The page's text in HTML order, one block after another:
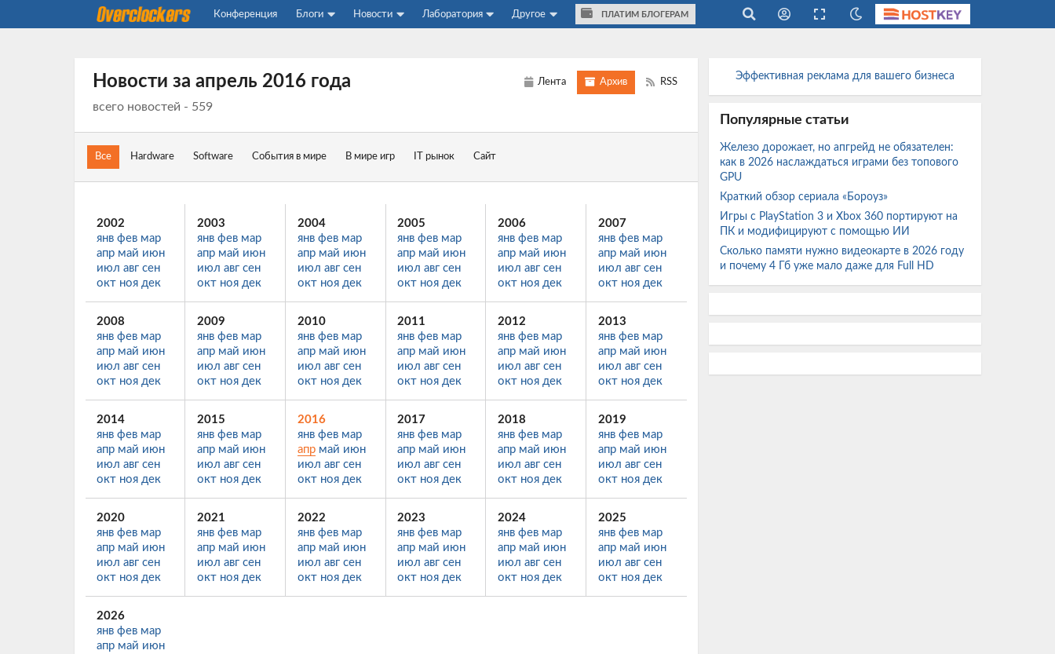
Конференция Блоги Новости Лаборатория Другое ПЛАТИМ БЛОГЕРАМ
Новости заапрель 2016 года
всего новостей - 559
Лента Архив RSS
Все Hardware Software События в мире В мире игр IT рынок Сайт
2002
янв фев мар
апр май июн
июл авг сен
окт ноя дек
2003
янв фев мар
апр май июн
июл авг сен
окт ноя дек
2004
янв фев мар
апр май июн
июл авг сен
окт ноя дек
2005
янв фев мар
апр май июн
июл авг сен
окт ноя дек
2006
янв фев мар
апр май июн
июл авг сен
окт ноя дек
2007
янв фев мар
апр май июн
июл авг сен
окт ноя дек
2008
янв фев мар
апр май июн
июл авг сен
окт ноя дек
2009
янв фев мар
апр май июн
июл авг сен
окт ноя дек
2010
янв фев мар
апр май июн
июл авг сен
окт ноя дек
2011
янв фев мар
апр май июн
июл авг сен
окт ноя дек
2012
янв фев мар
апр май июн
июл авг сен
окт ноя дек
2013
янв фев мар
апр май июн
июл авг сен
окт ноя дек
2014
янв фев мар
апр май июн
июл авг сен
окт ноя дек
2015
янв фев мар
апр май июн
июл авг сен
окт ноя дек
2016
янв фев мар
апр май июн
июл авг сен
окт ноя дек
2017
янв фев мар
апр май июн
июл авг сен
окт ноя дек
2018
янв фев мар
апр май июн
июл авг сен
окт ноя дек
2019
янв фев мар
апр май июн
июл авг сен
окт ноя дек
2020
янв фев мар
апр май июн
июл авг сен
окт ноя дек
2021
янв фев мар
апр май июн
июл авг сен
окт ноя дек
2022
янв фев мар
апр май июн
июл авг сен
окт ноя дек
2023
янв фев мар
апр май июн
июл авг сен
окт ноя дек
2024
янв фев мар
апр май июн
июл авг сен
окт ноя дек
2025
янв фев мар
апр май июн
июл авг сен
окт ноя дек
2026
янв фев мар
апр май июн
Эффективная реклама для вашего бизнеса
Популярные статьи
Железо дорожает, но апгрейд не обязателен:
как в 2026 наслаждаться играми без топового
GPU
Краткий обзор сериала «Бороуз»
Игры с PlayStation 3 и Xbox 360 портируют на
ПК и модифицируют с помощью ИИ
Сколько памяти нужно видеокарте в 2026 году
и почему 4 Гб уже мало даже для Full HD